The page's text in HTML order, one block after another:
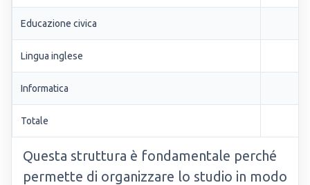
Educazione civica
Lingua inglese
Informatica
Totale
Questa struttura è fondamentale perché
permette di organizzare lo studio in modo